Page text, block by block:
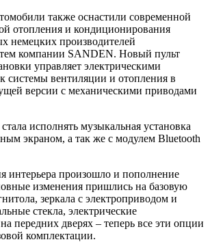
также оснастили современной
отопления и кондиционирования
немецких производителей
компании SANDEN. Новый пульт
управляет электрическими
системы вентиляции и отопления в
версии с механическими приводами
исполнять музыкальная установка
экраном, а так же с модулем Bluetooth
интерьера произошло и пополнение
изменения пришлись на базовую
зеркала с электроприводом и
стекла, электрические
передних дверях – теперь все эти опции
комплектации.